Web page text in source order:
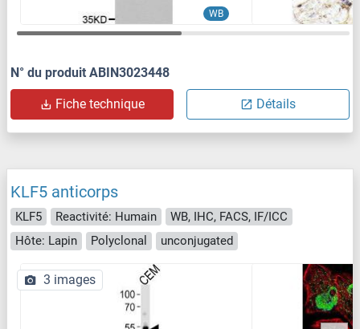
WB
N° du produit ABIN3023448
Fiche technique Détails
KLF5 anticorps
KLF5 Reactivité: Humain
WB, IHC, FACS, IF/ICC
Hôte: Lapin
Polyclonal unconjugated
3 images